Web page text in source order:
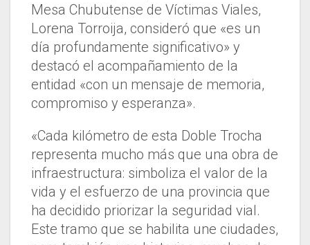
Mesa Chubutense de Víctimas Viales,
Lorena Torroija, consideró que «es un
día profundamente significativo» y
destacó el acompañamiento de la
entidad «con un mensaje de memoria,
compromiso y esperanza».
«Cada kilómetro de esta Doble Trocha
representa mucho más que una obra de
infraestructura: simboliza el valor de la
vida y el esfuerzo de una provincia que
ha decidido priorizar la seguridad vial.
Este tramo que se habilita une ciudades,